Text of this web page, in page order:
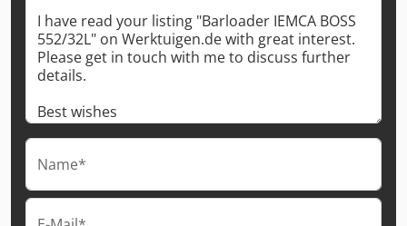
Name*